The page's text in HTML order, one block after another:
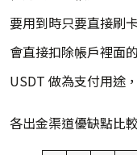
要用到時只要直接刷
會直接扣除帳戶裡面的
USDT 做為支付用途，
各出金渠道優缺點比